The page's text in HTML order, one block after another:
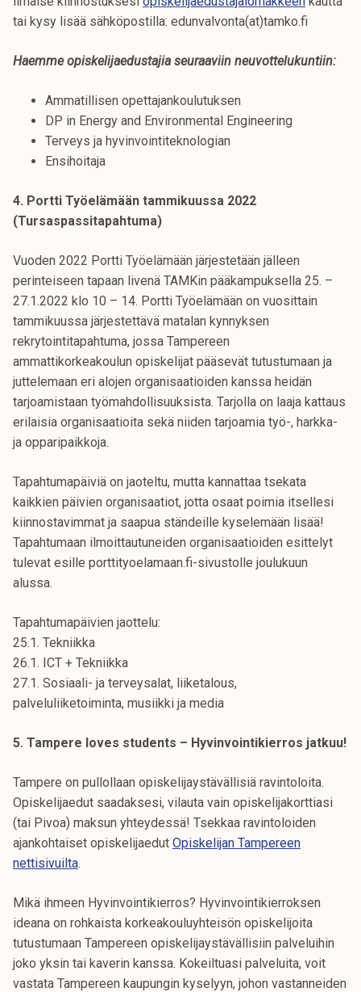
tai kysy lisää sähköpostilla: edunvalvonta(at)tamko.fi
Haemme opiskelijaedustajia seuraaviin neuvottelukuntiin:
Ammatillisen opettajankoulutuksen
DP in Energy and Environmental Engineering
Terveys ja hyvinvointiteknologian
Ensihoitaja
4. Portti Työelämään tammikuussa 2022
(Tursaspassitapahtuma)
Vuoden 2022 Portti Työelämään järjestetään jälleen
perinteiseen tapaan livenä TAMKin pääkampuksella 25. –
27.1.2022 klo 10 – 14. Portti Työelämään on vuosittain
tammikuussa järjestettävä matalan kynnyksen
rekrytointitapahtuma, jossa Tampereen
ammattikorkeakoulun opiskelijat pääsevät tutustumaan ja
juttelemaan eri alojen organisaatioiden kanssa heidän
tarjoamistaan työmahdollisuuksista. Tarjolla on laaja kattaus
erilaisia organisaatioita sekä niiden tarjoamia työ-, harkka-
ja opparipaikkoja.
Tapahtumapäiviä on jaoteltu, mutta kannattaa tsekata
kaikkien päivien organisaatiot, jotta osaat poimia itsellesi
kiinnostavimmat ja saapua ständeille kyselemään lisää!
Tapahtumaan ilmoittautuneiden organisaatioiden esittelyt
tulevat esille porttityoelamaan.fi-sivustolle joulukuun
alussa.
Tapahtumapäivien jaottelu:
25.1. Tekniikka
26.1. ICT + Tekniikka
27.1. Sosiaali- ja terveysalat, liiketalous,
palveluliiketoiminta, musiikki ja media
5. Tampere loves students – Hyvinvointikierros jatkuu!
Tampere on pullollaan opiskelijaystävällisiä ravintoloita.
Opiskelijaedut saadaksesi, vilauta vain opiskelijakorttiasi
(tai Pivoa) maksun yhteydessä! Tsekkaa ravintoloiden
ajankohtaiset opiskelijaedut Opiskelijan Tampereen
nettisivuilta.
Mikä ihmeen Hyvinvointikierros? Hyvinvointikierroksen
ideana on rohkaista korkeakouluyhteisön opiskelijoita
tutustumaan Tampereen opiskelijaystävällisiin palveluihin
joko yksin tai kaverin kanssa. Kokeiltuasi palveluita, voit
vastata Tampereen kaupungin kyselyyn, johon vastanneiden